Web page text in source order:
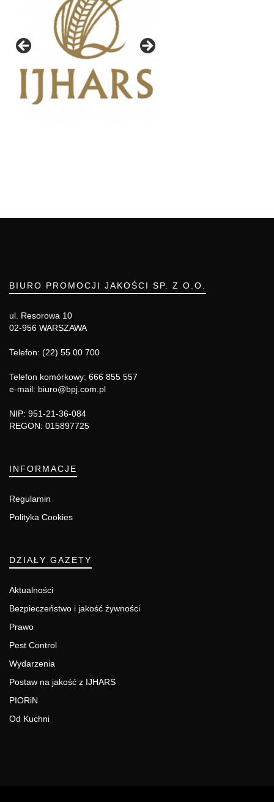
BIURO PROMOCJI JAKOŚCI SP. Z O.O.
ul. Resorowa 10
02-956 WARSZAWA
Telefon: (22) 55 00 700
Telefon komórkowy: 666 855 557
e-mail: biuro@bpj.com.pl
NIP: 951-21-36-084
REGON: 015897725
INFORMACJE
Regulamin
Polityka Cookies
DZIAŁY GAZETY
Aktualności
Bezpieczeństwo i jakość żywności
Prawo
Pest Control
Wydarzenia
Postaw na jakość z IJHARS
PIORiN
Od Kuchni